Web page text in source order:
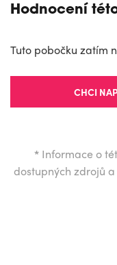
Hodnocení
Tuto pobočku zatím
CHCI
* Informace o
dostupných zdrojů